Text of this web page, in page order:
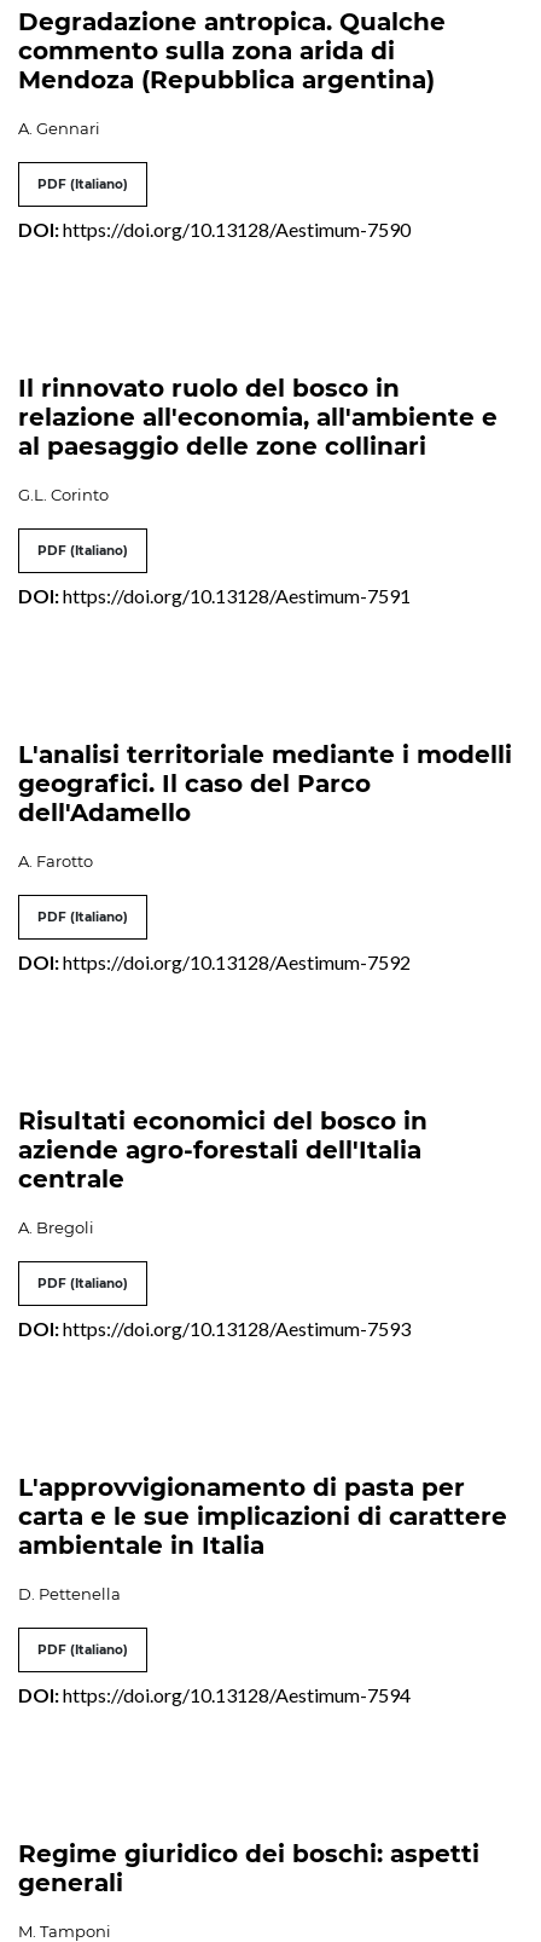
Degradazione antropica. Qualche
commento sulla zona arida di
Mendoza (Repubblica argentina)
A. Gennari
PDF (Italiano)
DOI:https://doi.org/10.13128/Aestimum-7590
Il rinnovato ruolo del bosco in
relazione all'economia, all'ambiente e
al paesaggio delle zone collinari
G.L. Corinto
PDF (Italiano)
DOI:https://doi.org/10.13128/Aestimum-7591
L'analisi territoriale mediante i modelli
geografici. Il caso del Parco
dell'Adamello
A. Farotto
PDF (Italiano)
DOI:https://doi.org/10.13128/Aestimum-7592
Risultati economici del bosco in
aziende agro-forestali dell'Italia
centrale
A. Bregoli
PDF (Italiano)
DOI:https://doi.org/10.13128/Aestimum-7593
L'approvvigionamento di pasta per
carta e le sue implicazioni di carattere
ambientale in Italia
D. Pettenella
PDF (Italiano)
DOI:https://doi.org/10.13128/Aestimum-7594
Regime giuridico dei boschi: aspetti
generali
M. Tamponi